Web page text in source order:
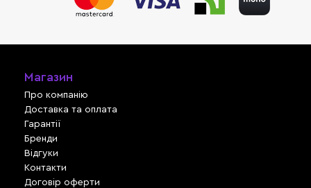
Магазин
Про компанію
Доставка та оплата
Гарантії
Бренди
Відгуки
Контакти
Договір оферти